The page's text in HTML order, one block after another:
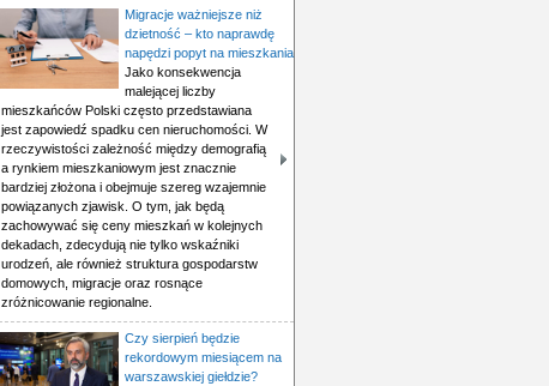
Migracje ważniejsze niż
dzietność – kto naprawdę
napędzi popyt na mieszkania
Jako konsekwencja
malejącej liczby
mieszkańców Polski często przedstawiana
jest zapowiedź spadku cen nieruchomości. W
rzeczywistości zależność między demografią
a rynkiem mieszkaniowym jest znacznie
bardziej złożona i obejmuje szereg wzajemnie
powiązanych zjawisk. O tym, jak będą
zachowywać się ceny mieszkań w kolejnych
dekadach, zdecydują nie tylko wskaźniki
urodzeń, ale również struktura gospodarstw
domowych, migracje oraz rosnące
zróżnicowanie regionalne.
Czy sierpień będzie
rekordowym miesiącem na
warszawskiej giełdzie?